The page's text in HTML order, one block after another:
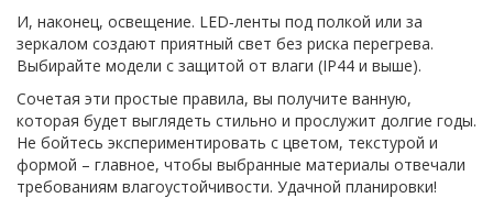
И, наконец, освещение. LED‑ленты под полкой или за
зеркалом создают приятный свет без риска перегрева.
Выбирайте модели с защитой от влаги (IP44 и выше).
Сочетая эти простые правила, вы получите ванную,
которая будет выглядеть стильно и прослужит долгие годы.
Не бойтесь экспериментировать с цветом, текстурой и
формой – главное, чтобы выбранные материалы отвечали
требованиям влагоустойчивости. Удачной планировки!